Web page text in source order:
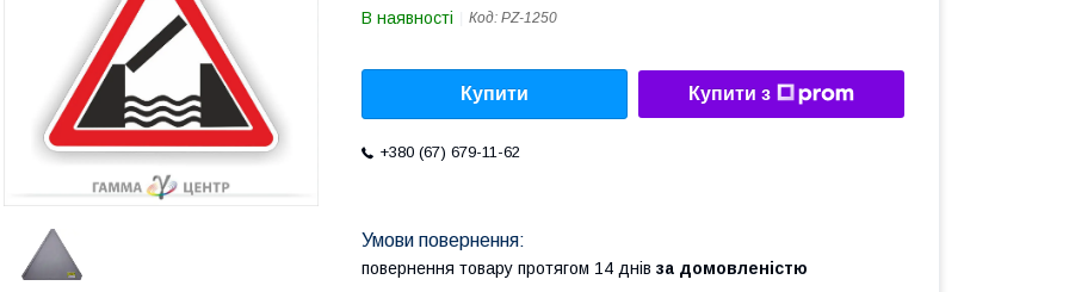
В наявності Код: PZ-1250
Купити Купити з
+380 (67) 679-11-62
повернення товару протягом 14 днів за домовленістю